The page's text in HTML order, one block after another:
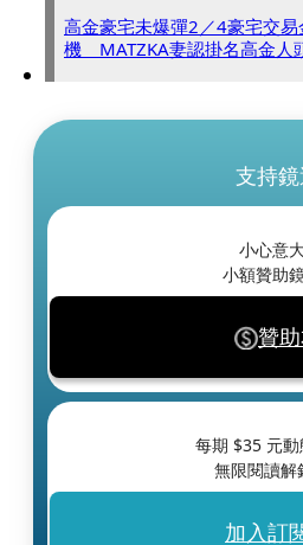
高金豪宅未爆彈2／4豪宅交
機 MATZKA妻認掛名高金人
支持
小心意
小額贊助
贊
每期 $35 元
無限閱讀解
加入訂